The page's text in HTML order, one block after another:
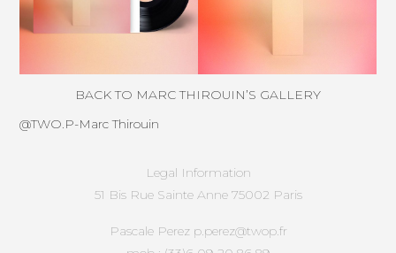
BACK TO MARC THIROUIN’S GALLERY
@TWO.P-Marc Thirouin
Legal Information
51 Bis Rue Sainte Anne 75002 Paris
Pascale Perez p.perez@twop.fr